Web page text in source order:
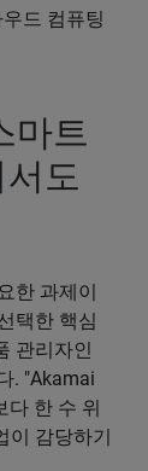
드 컴퓨팅
마트
도
한 과제이
택한 핵심
관리자인
. "Akamai
다 한 수 위
감당하기